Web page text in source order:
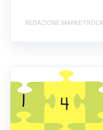
REDAZIONE MARKETROCK